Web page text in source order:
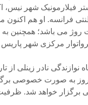
فیلارمونیک شهر
فرانسه. او هم اکنون
مرکزی شهر
به صورت خصوصی
برگزار خواهد شد.